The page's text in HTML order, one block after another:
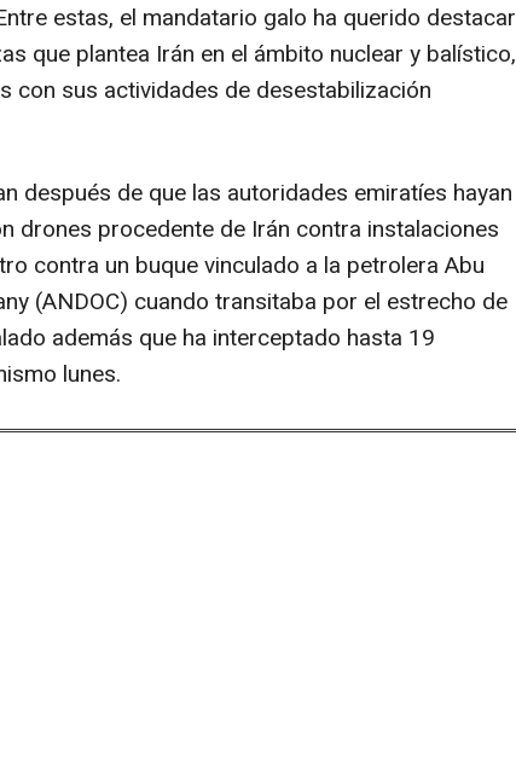
estas, el mandatario galo ha querido destacar
que plantea Irán en el ámbito nuclear y balístico,
con sus actividades de desestabilización
después de que las autoridades emiratíes hayan
drones procedente de Irán contra instalaciones
contra un buque vinculado a la petrolera Abu
(ANDOC) cuando transitaba por el estrecho de
además que ha interceptado hasta 19
lunes.